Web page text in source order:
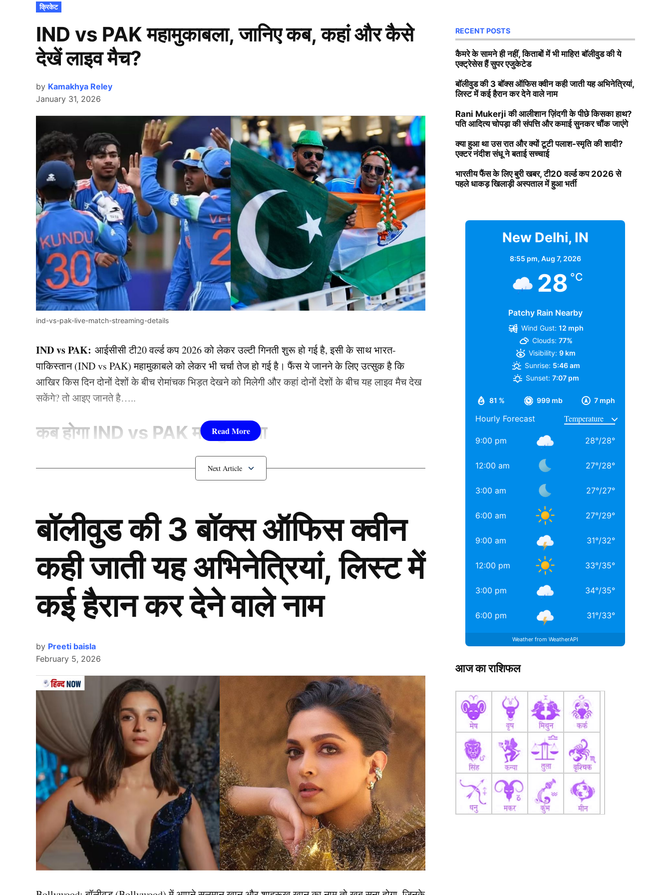
POSTED
IN
क्रिकेट
IND vs PAK महामुकाबला, जानिए कब, कहां और कैसे
देखें लाइव मैच?
by Kamakhya Reley
January 31, 2026
ind-vs-pak-live-match-streaming-details
IND vs PAK: आईसीसी टी20 वर्ल्ड कप 2026 को लेकर उल्टी गिनती शुरू हो गई है, इसी के साथ भारत-
पाकिस्तान (IND vs PAK) महामुकाबले को लेकर भी चर्चा तेज हो गई है। फैंस ये जानने के लिए उत्सुक है कि
आखिर किस दिन दोनों देशों के बीच रोमांचक भिड़त देखने को मिलेगी और कहां दोनों देशों के बीच यह लाइव मैच देख
सकेंगे? तो आइए जानते है…..
कब होगा IND vs PAK महामुकाबला
Ind Vs Pak
दरअसल, आईसीसी अंडर-19 क्रिकेट वर्ल्ड कप 2026 में 1 फरवरी को इंडिया अंडर-19 टीम का सामना पाकिस्तान
(IND vs PAK) अंडर-19 टीम से होगा। सेमीफाइनल में जगह पक्की करने के इरादे से टीम इंडिया इस मुकाबले में
जीत दर्ज करना चाहेगी, जबकि पाकिस्तान के लिए बड़ी जीत जरूरी होगी। इस हाई-वोल्टेज मैच को लेकर फैंस काफी
उत्साहित हैं और जानना चाहते हैं कि इस मुकाबले को कब और कहां लाइव देखा जा सकता है।
यह भी पढ़ें:कौन है 34 वर्षीय पूर्व श्रीलंकाई क्रिकेटर? जो टी20 वर्ल्ड कप में USA के लिए करेंगे डेब्यू
कब और कहां देखें लाइव?
आपको बता दें, क्वींस स्पोर्ट्स क्लब, बुलावायो में भारत और पाकिस्तान (IND vs PAK) अंडर-19 टीमों के बीच यह
अहम मुकाबला दोपहर 1 बजे से खेला जाएगा, जबकि टॉस 12:30 बजे होगा। फैंस इस मैच को टीवी पर Star Sports
और डिजिटल प्लेटफॉर्म पर JioHotstar ऐप और वेबसाइट पर लाइव देख सकते हैं। सेमीफाइनल में जगह पक्की
करने के लिहाज से यह मुकाबला दोनों टीमों के लिए बेहद अहम माना जा रहा है।
बॉलीवुड की 3 बॉक्स ऑफिस क्वीन
कही जाती यह अभिनेत्रियां, लिस्ट में
कई हैरान कर देने वाले नाम
by Preeti baisla
February 5, 2026
RECENT POSTS
कैमरे के सामने ही नहीं, किताबों में भी माहिर! बॉलीवुड की ये
एक्ट्रेसेस हैं सुपर एजुकेटेड
बॉलीवुड की 3 बॉक्स ऑफिस क्वीन कही जाती यह अभिनेत्रियां,
लिस्ट में कई हैरान कर देने वाले नाम
Rani Mukerji की आलीशान ज़िंदगी के पीछे किसका हाथ?
पति आदित्य चोपड़ा की संपत्ति और कमाई सुनकर चौंक जाएंगे
क्या हुआ था उस रात और क्यों टूटी पलाश-स्मृति की शादी?
एक्टर नंदीश संधू ने बताई सच्चाई
भारतीय फैंस के लिए बुरी खबर, टी20 वर्ल्ड कप 2026 से
पहले धाकड़ खिलाड़ी अस्पताल में हुआ भर्ती
New Delhi, IN
8:55 pm, Aug 7, 2026
28 °C
Patchy Rain Nearby
81 % 999 mb 7 mph
Wind Gust: 12 mph
Clouds: 77%
Visibility: 9 km
Sunrise: 5:46 am
Sunset: 7:07 pm
Hourly Forecast
9:00 pm 28°/28°
12:00 am 27°/28°
3:00 am 27°/27°
6:00 am 27°/29°
9:00 am 31°/32°
12:00 pm 33°/35°
3:00 pm 34°/35°
6:00 pm 31°/33°
Weather from WeatherAPI
आज का राशिफल